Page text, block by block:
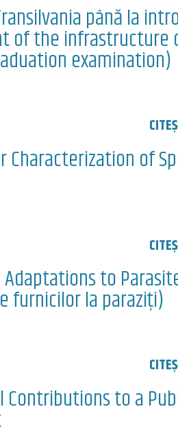
până la
of the infrastructure
examination)
Characterization of
Adaptations to
furnicilor la paraziți)
Contributions to a